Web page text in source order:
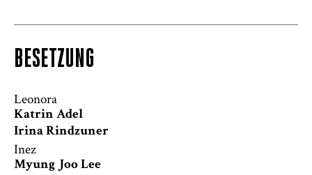
BESETZUNG
Leonora
Katrin Adel
Irina Rindzuner
Inez
Myung Joo Lee